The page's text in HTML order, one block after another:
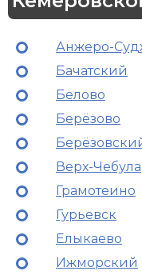
Анжеро-
Бачатский
Белово
Берёзово
Верх-Чебула
Грамотеино
Гурьевск
Елыкаево
Ижморский